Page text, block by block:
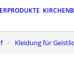
Kleidung für